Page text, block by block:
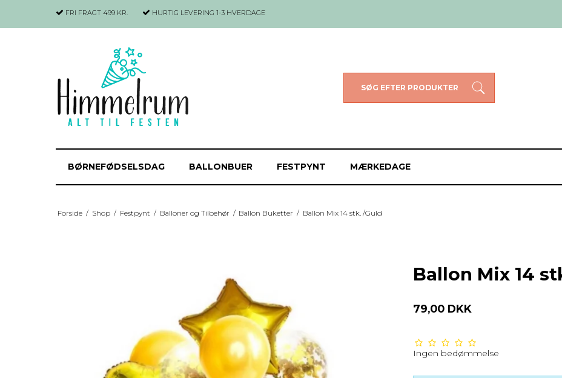
FRI FRAGT 499 KR. HURTIG LEVERING 1-3 HVERDAGE
SØG EFTER PRODUKTER
BØRNEFØDSELSDAG BALLONBUER FESTPYNT MÆRKEDAGE
Forside / Shop / Festpynt / Balloner og Tilbehør / Ballon Buketter / Ballon Mix 14 stk. /Guld
Ballon Mix 14
79,00 DKK
Ingen bedømmelse